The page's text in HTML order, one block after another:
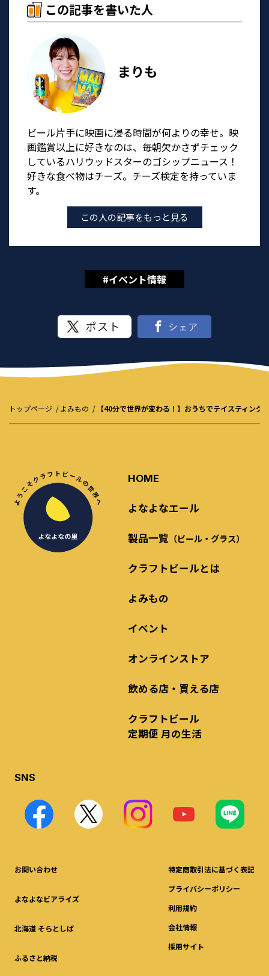
この記事を書いた人
まりも
ビール片手に映画に浸る時間が何よりの幸せ。映
画鑑賞以上に好きなのは、毎朝欠かさずチェック
しているハリウッドスターのゴシップニュース！
好きな食べ物はチーズ。チーズ検定を持っていま
す。
この人の記事をもっと見る
#イベント情報
トップページ よみもの 【40分で世界が変わる！】おうちでテイスティング
HOME
よなよなエール
製品一覧 （ビール・グラス）
クラフトビールとは
よみもの
イベント
オンラインストア
飲める店・買える店
クラフトビール
定期便 月の生活
SNS
お問い合わせ
よなよなビアライズ
北海道 そらとしば
ふるさと納税
特定商取引法に基づく表記
プライバシーポリシー
利用規約
会社情報
採用サイト